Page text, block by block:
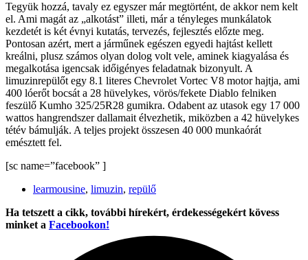
Tegyük hozzá, tavaly ez egyszer már megtörtént, de akkor nem kelt
el. Ami magát az „alkotást” illeti, már a tényleges munkálatok
kezdetét is két évnyi kutatás, tervezés, fejlesztés előzte meg.
Pontosan azért, mert a járműnek egészen egyedi hajtást kellett
kreálni, plusz számos olyan dolog volt vele, aminek kiagyalása és
megalkotása igencsak időigényes feladatnak bizonyult. A
limuzinrepülőt egy 8.1 literes Chevrolet Vortec V8 motor hajtja, ami
400 lóerőt bocsát a 28 hüvelykes, vörös/fekete Diablo felniken
feszülő Kumho 325/25R28 gumikra. Odabent az utasok egy 17 000
wattos hangrendszer dallamait élvezhetik, miközben a 42 hüvelykes
tétév bámulják. A teljes projekt összesen 40 000 munkaórát
emésztett fel.
[sc name=”facebook” ]
learmousine, limuzin, repülő
Ha tetszett a cikk, további hírekért, érdekességekért kövess
minket a Facebookon!